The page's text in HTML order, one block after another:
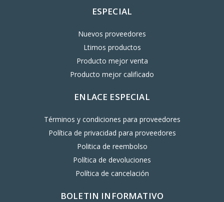
ESPECIAL
Nuevos proveedores
Ltimos productos
Producto mejor venta
Producto mejor calificado
ENLACE ESPECIAL
Términos y condiciones para proveedores
Política de privacidad para proveedores
Politica de reembolso
Política de devoluciones
Política de cancelación
BOLETIN INFORMATIVO